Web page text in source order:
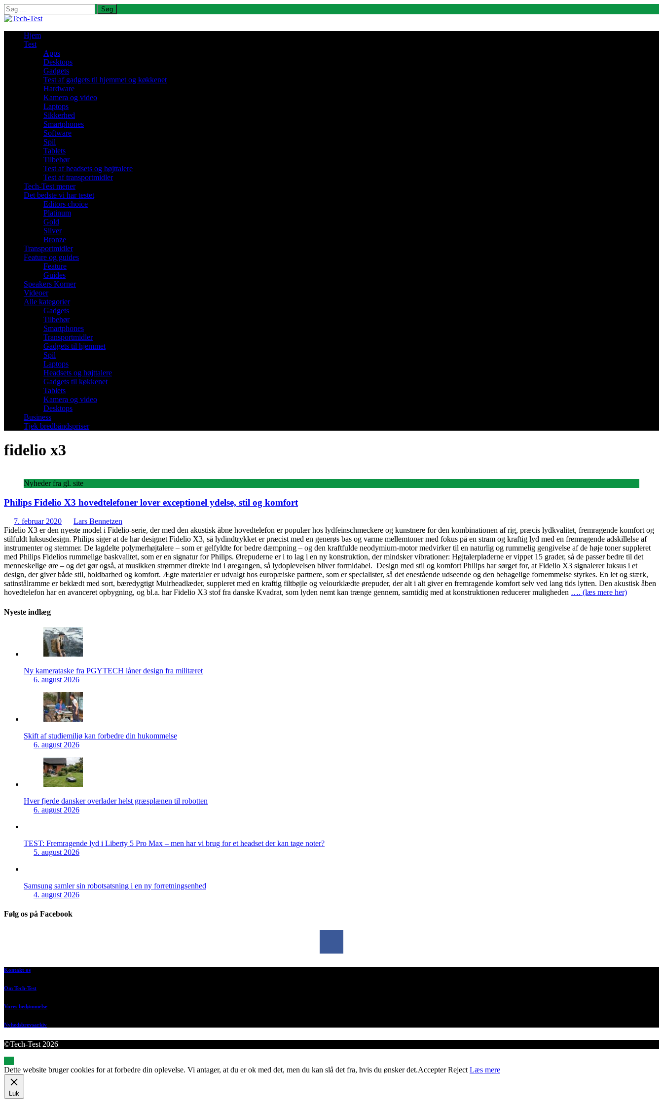
Søg
efter:
Hjem
Test
Apps
Desktops
Gadgets
Test af gadgets til hjemmet og køkkenet
Hardware
Kamera og video
Laptops
Sikkerhed
Smartphones
Software
Spil
Tablets
Tilbehør
Test af headsets og højttalere
Test af transportmidler
Tech-Test mener
Det bedste vi har testet
Editors choice
Platinum
Gold
Silver
Bronze
Transportmidler
Feature og guides
Feature
Guides
Speakers Korner
Videoer
Alle kategorier
Gadgets
Tilbehør
Smartphones
Transportmidler
Gadgets til hjemmet
Spil
Laptops
Headsets og højttalere
Gadgets til køkkenet
Tablets
Kamera og video
Desktops
Business
Tjek bredbåndspriser
fidelio x3
Nyheder fra gl. site
Philips Fidelio X3 hovedtelefoner lover exceptionel ydelse, stil og komfort
7. februar 2020
Lars Bennetzen
Fidelio X3 er den nyeste model i Fidelio-serie, der med den akustisk åbne hovedtelefon er populær hos lydfeinschmeckere og kunstnere for den kombinationen af rig, præcis lydkvalitet, fremragende komfort og
stilfuldt luksusdesign. Philips siger at de har designet Fidelio X3, så lydindtrykket er præcist med en generøs bas og varme mellemtoner med fokus på en stram og kraftig lyd med en fremragende adskillelse af
instrumenter og stemmer. De lagdelte polymerhøjtalere – som er gelfyldte for bedre dæmpning – og den kraftfulde neodymium-motor medvirker til en naturlig og rummelig gengivelse af de høje toner suppleret
med Philips Fidelios rummelige baskvalitet, som er en signatur for Philips. Ørepuderne er i to lag i en ny konstruktion, der mindsker vibrationer: Højtalerpladerne er vippet 15 grader, så de passer bedre til det
menneskelige øre – og det gør også, at musikken strømmer direkte ind i øregangen, så lydoplevelsen bliver formidabel. Design med stil og komfort Philips har sørget for, at Fidelio X3 signalerer luksus i et
design, der giver både stil, holdbarhed og komfort. Ægte materialer er udvalgt hos europæiske partnere, som er specialister, så det enestående udseende og den behagelige fornemmelse styrkes. En let og stærk,
satinstålramme er beklædt med sort, bæredygtigt Muirheadlæder, suppleret med en kraftig filtbøjle og velourklædte ørepuder, der alt i alt giver en fremragende komfort selv ved lang tids lytten. Den akustisk åben
hovedtelefon har en avanceret opbygning, og bl.a. har Fidelio X3 stof fra danske Kvadrat, som lyden nemt kan trænge gennem, samtidig med at konstruktionen reducerer muligheden …. (læs mere her)
Nyeste indlæg
Ny kamerataske fra PGYTECH låner design fra militæret
6. august 2026
Skift af studiemiljø kan forbedre din hukommelse
6. august 2026
Hver fjerde dansker overlader helst græsplænen til robotten
6. august 2026
TEST: Fremragende lyd i Liberty 5 Pro Max – men har vi brug for et headset der kan tage noter?
5. august 2026
Samsung samler sin robotsatsning i en ny forretningsenhed
4. august 2026
Følg os på Facebook
Kontakt os
Om Tech-Test
Vores bedømmelse
Nyhedsbrevsarkiv
©Tech-Test 2026
Dette website bruger cookies for at forbedre din oplevelse. Vi antager, at du er ok med det, men du kan slå det fra, hvis du ønsker det.Accepter Reject Læs mere
Luk